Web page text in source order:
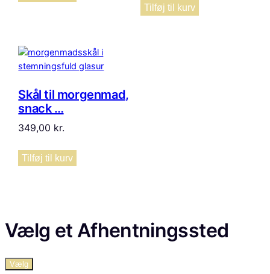
Tilføj til kurv
Skål til morgenmad,
snack …
349,00 kr.
Tilføj til kurv
Vælg et Afhentningssted
Vælg